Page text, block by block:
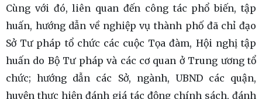
Cùng với đó, liên quan đến công tác phổ biến, tập
huấn, hướng dẫn về nghiệp vụ thành phố đã chỉ đạo
Sở Tư pháp tổ chức các cuộc Tọa đàm, Hội nghị tập
huấn do Bộ Tư pháp và các cơ quan ở Trung ương tổ
chức; hướng dẫn các Sở, ngành, UBND các quận,
huyện thực hiện đánh giá tác động chính sách, đánh